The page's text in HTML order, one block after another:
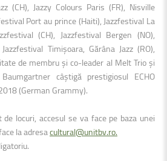
(CH), Jazzy Colours Paris (FR), Nisville
Port au prince (Haiti), Jazzfestival La
(CH), Jazzfestival Bergen (NO),
Timișoara, Gărâna Jazz (RO),
de membru și co-leader al Melt Trio și
câștigă prestigiosul ECHO
(German Grammy).
locuri, accesul se va face pe baza unei
la adresacultural@unitbv.ro.